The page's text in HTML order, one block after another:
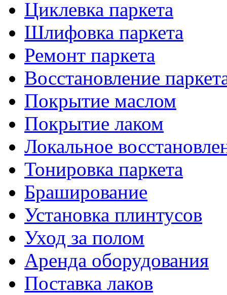
Циклевка паркета
Шлифовка паркета
Ремонт паркета
Восстановление
Покрытие маслом
Покрытие лаком
Локальное
Тонировка паркета
Браширование
Установка плинтусов
Уход за полом
Аренда оборудования
Поставка лаков